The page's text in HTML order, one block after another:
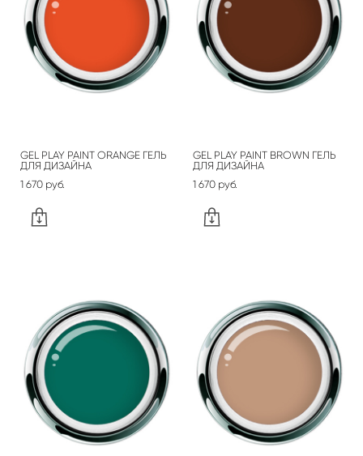
GEL PLAY PAINT ORANGE ГЕЛЬ
ДЛЯ ДИЗАЙНА
1 670 pуб.
GEL PLAY PAINT BROWN ГЕЛЬ
ДЛЯ ДИЗАЙНА
1 670 pуб.